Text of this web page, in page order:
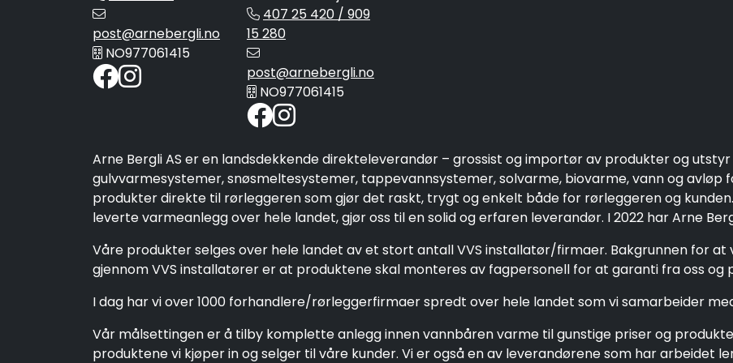
post@arnebergli.no
NO977061415
407 25 420 / 909
15 280
post@arnebergli.no
NO977061415
Arne Bergli AS er en landsdekkende direkteleverandør – grossist og importør av produkter og
gulvvarmesystemer, snøsmeltesystemer, tappevannsystemer, solvarme, biovarme, vann og
produkter direkte til rørleggeren som gjør det raskt, trygt og enkelt både for rørleggeren og
leverte varmeanlegg over hele landet, gjør oss til en solid og erfaren leverandør. I 2022 har Arne
Våre produkter selges over hele landet av et stort antall VVS installatør/firmaer. Bakgrunnen for
gjennom VVS installatører er at produktene skal monteres av fagpersonell for at garanti fra oss og
I dag har vi over 1000 forhandlere/rørleggerfirmaer spredt over hele landet som vi samarbeider
Vår målsettingen er å tilby komplette anlegg innen vannbåren varme til gunstige priser og
produktene vi kjøper in og selger til våre kunder. Vi er også en av leverandørene som har arbeidet